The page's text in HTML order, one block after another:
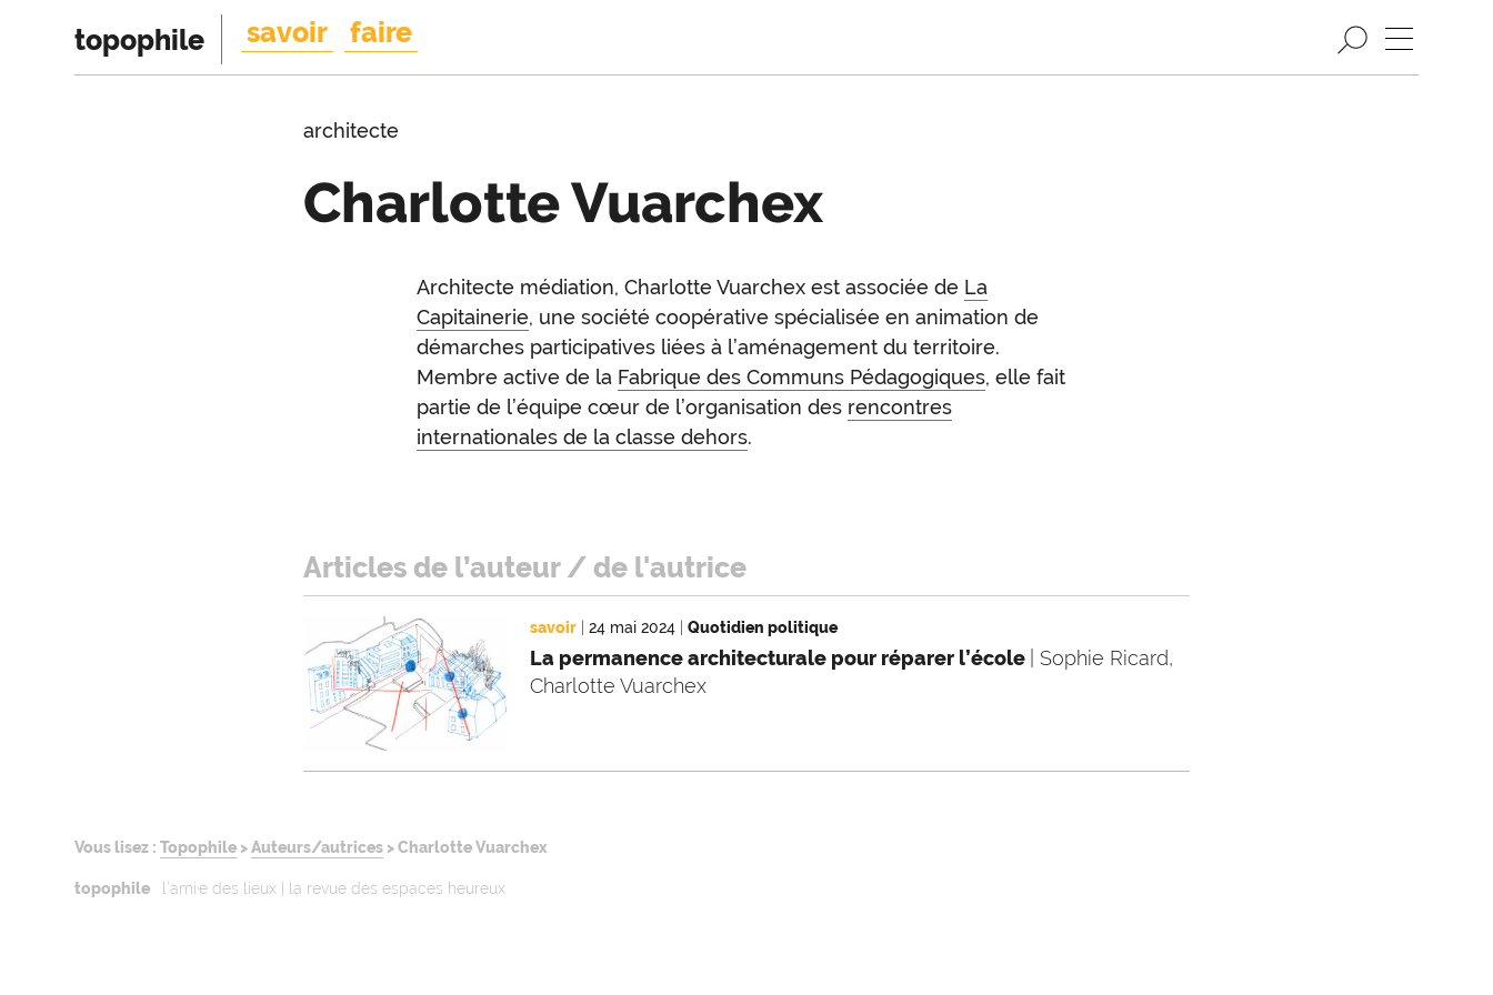
topophile savoir faire
architecte
Charlotte Vuarchex
Introduction
Introduction
Architecte médiation, Charlotte Vuarchex est associée de La
Capitainerie, une société coopérative spécialisée en animation de
démarches participatives liées à l’aménagement du territoire.
Membre active de la Fabrique des Communs Pédagogiques, elle fait
partie de l’équipe cœur de l’organisation des rencontres
internationales de la classe dehors.
Articles de l’auteur / de l'autrice
savoir |24 mai 2024 |Quotidien politique
La permanence architecturale pour réparer l’école
| Sophie Ricard,
Charlotte Vuarchex
Vous lisez : Topophile >Auteurs/autrices >Charlotte Vuarchex
topophile l’ami·e des lieux | la revue des espaces heureux